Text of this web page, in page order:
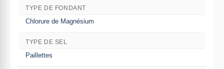
TYPE DE FONDANT
Chlorure de Magnésium
TYPE DE SEL
Paillettes